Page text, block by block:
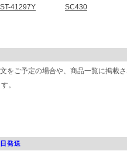
41297Y SC430
をご予定の場合や、商品一覧に掲載
。
発送